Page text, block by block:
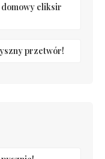
eliksir
przetwór!